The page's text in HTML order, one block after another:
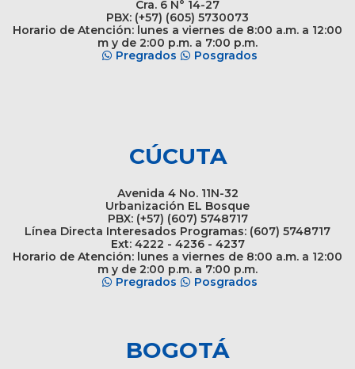
Cra. 6 N° 14-27
PBX: (+57) (605) 5730073
Horario de Atención: lunes a viernes de 8:00 a.m. a 12:00
m y de 2:00 p.m. a 7:00 p.m.
Pregrados
Posgrados
CÚCUTA
Avenida 4 No. 11N-32
Urbanización EL Bosque
PBX: (+57) (607) 5748717
Línea Directa Interesados Programas: (607) 5748717
Ext: 4222 - 4236 - 4237
Horario de Atención: lunes a viernes de 8:00 a.m. a 12:00
m y de 2:00 p.m. a 7:00 p.m.
Pregrados
Posgrados
BOGOTÁ